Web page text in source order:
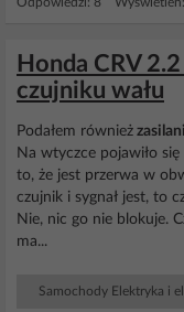
Honda CRV
czujniku wału
Podałem również
Na wtyczce pojawiło
to, że jest przerwa w
czujnik i sygnał jest, to
Nie, nic go nie blokuje.
ma...
Samochody Elektryka i